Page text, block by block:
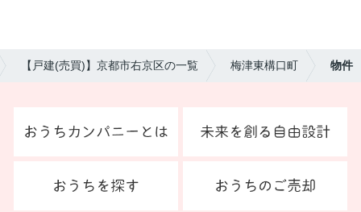
【戸建(売買)】京都市右京区の一覧 梅津東構口町 物件